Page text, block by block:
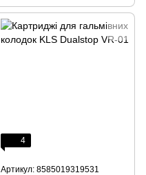
4
Артикул: 8585019319531